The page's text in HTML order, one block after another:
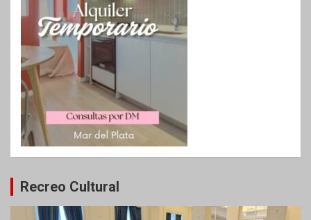
Recreo Cultural